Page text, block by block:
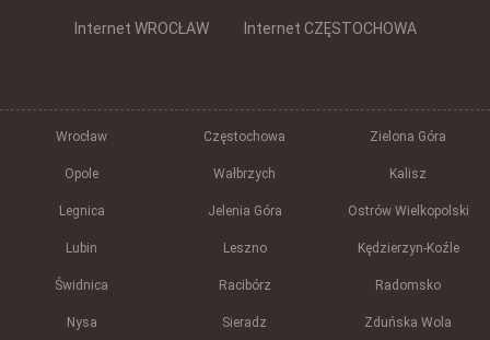
Internet WROCŁAW Internet CZĘSTOCHOWA
Wrocław Częstochowa Zielona Góra
Opole Wałbrzych Kalisz
Legnica Jelenia Góra Ostrów Wielkopolski
Lubin Leszno Kędzierzyn-Koźle
Świdnica Racibórz Radomsko
Nysa Sieradz Zduńska Wola